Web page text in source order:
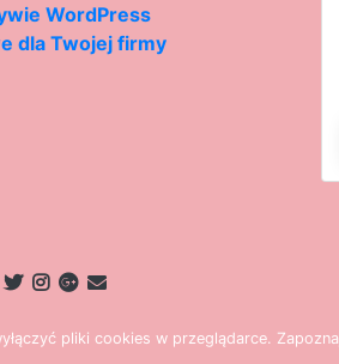
WordPress
dla Twojej firmy
yłączyć pliki cookies w przeglądarce. Zapozna